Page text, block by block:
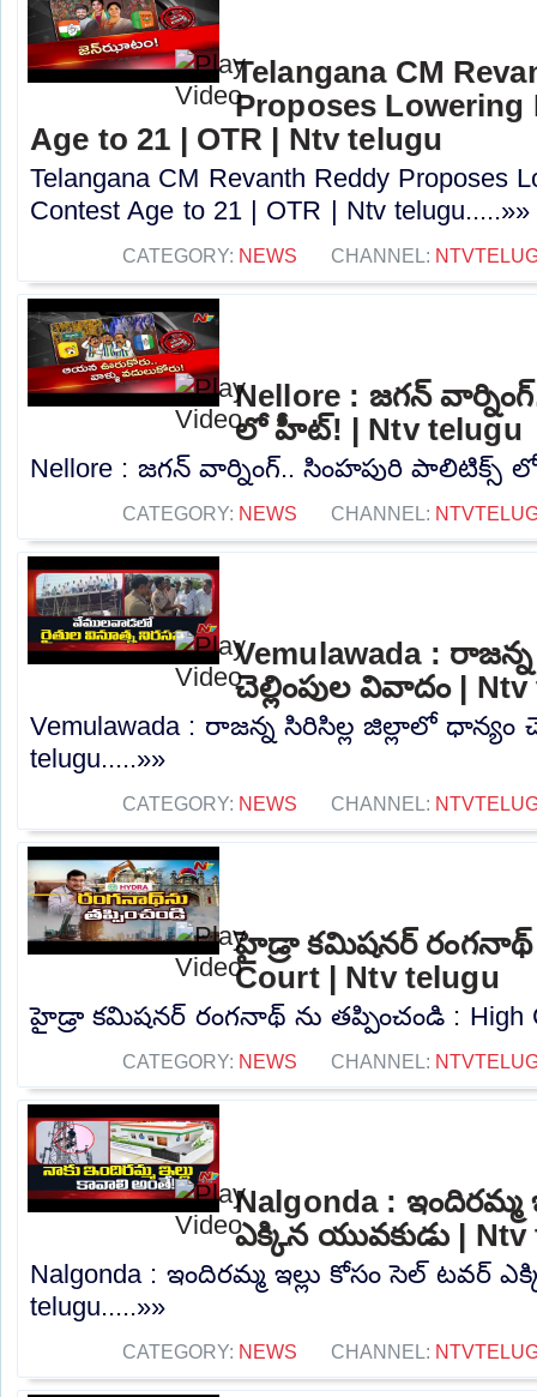
Telangana CM
Proposes Lowering
Age to 21 | OTR | Ntv telugu
Telangana CM Revanth Reddy Proposes
Contest Age to 21 | OTR | Ntv telugu.....»»
CATEGORY: NEWS CHANNEL:
Nellore : జగన్
లో హీట్! | Ntv telugu
Nellore : జగన్ వార్నింగ్.. సింహపురి పాలిటిక్స్
CATEGORY: NEWS CHANNEL:
Vemulawada :
చెల్లింపుల వివాదం |
Vemulawada : రాజన్న సిరిసిల్ల జిల్లాలో ధాన్యం
telugu.....»»
CATEGORY: NEWS CHANNEL:
హైడ్రా కమిషనర్ రంగనాథ్
Court | Ntv telugu
హైడ్రా కమిషనర్ రంగనాథ్ ను తప్పించండి : High
CATEGORY: NEWS CHANNEL:
Nalgonda : ఇందిరమ్మ
ఎక్కిన యువకుడు | Ntv
Nalgonda : ఇందిరమ్మ ఇల్లు కోసం సెల్ టవర్
telugu.....»»
CATEGORY: NEWS CHANNEL: